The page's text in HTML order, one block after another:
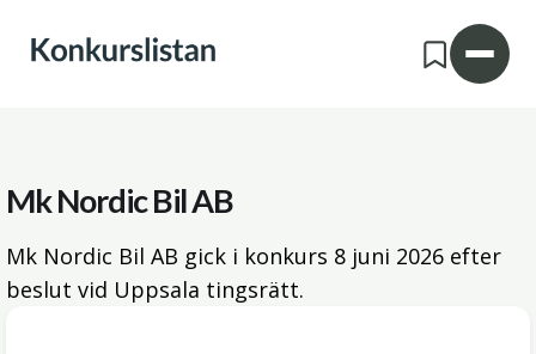
Mk Nordic Bil AB
Mk Nordic Bil AB gick i konkurs 8 juni 2026 efter
beslut vid Uppsala tingsrätt.